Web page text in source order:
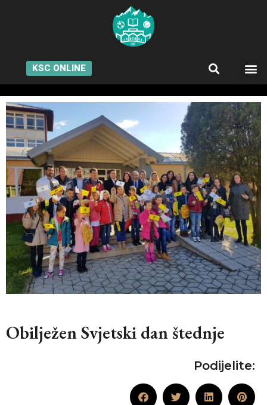
KSC ONLINE
Obilježen Svjetski dan štednje
Podijelite: